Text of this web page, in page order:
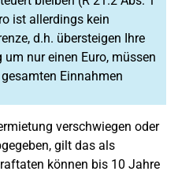
ist allerdings kein
d.h. übersteigen Ihre
nur einen Euro, müssen
Einnahmen
verschwiegen oder
gilt das als
können bis 10 Jahre